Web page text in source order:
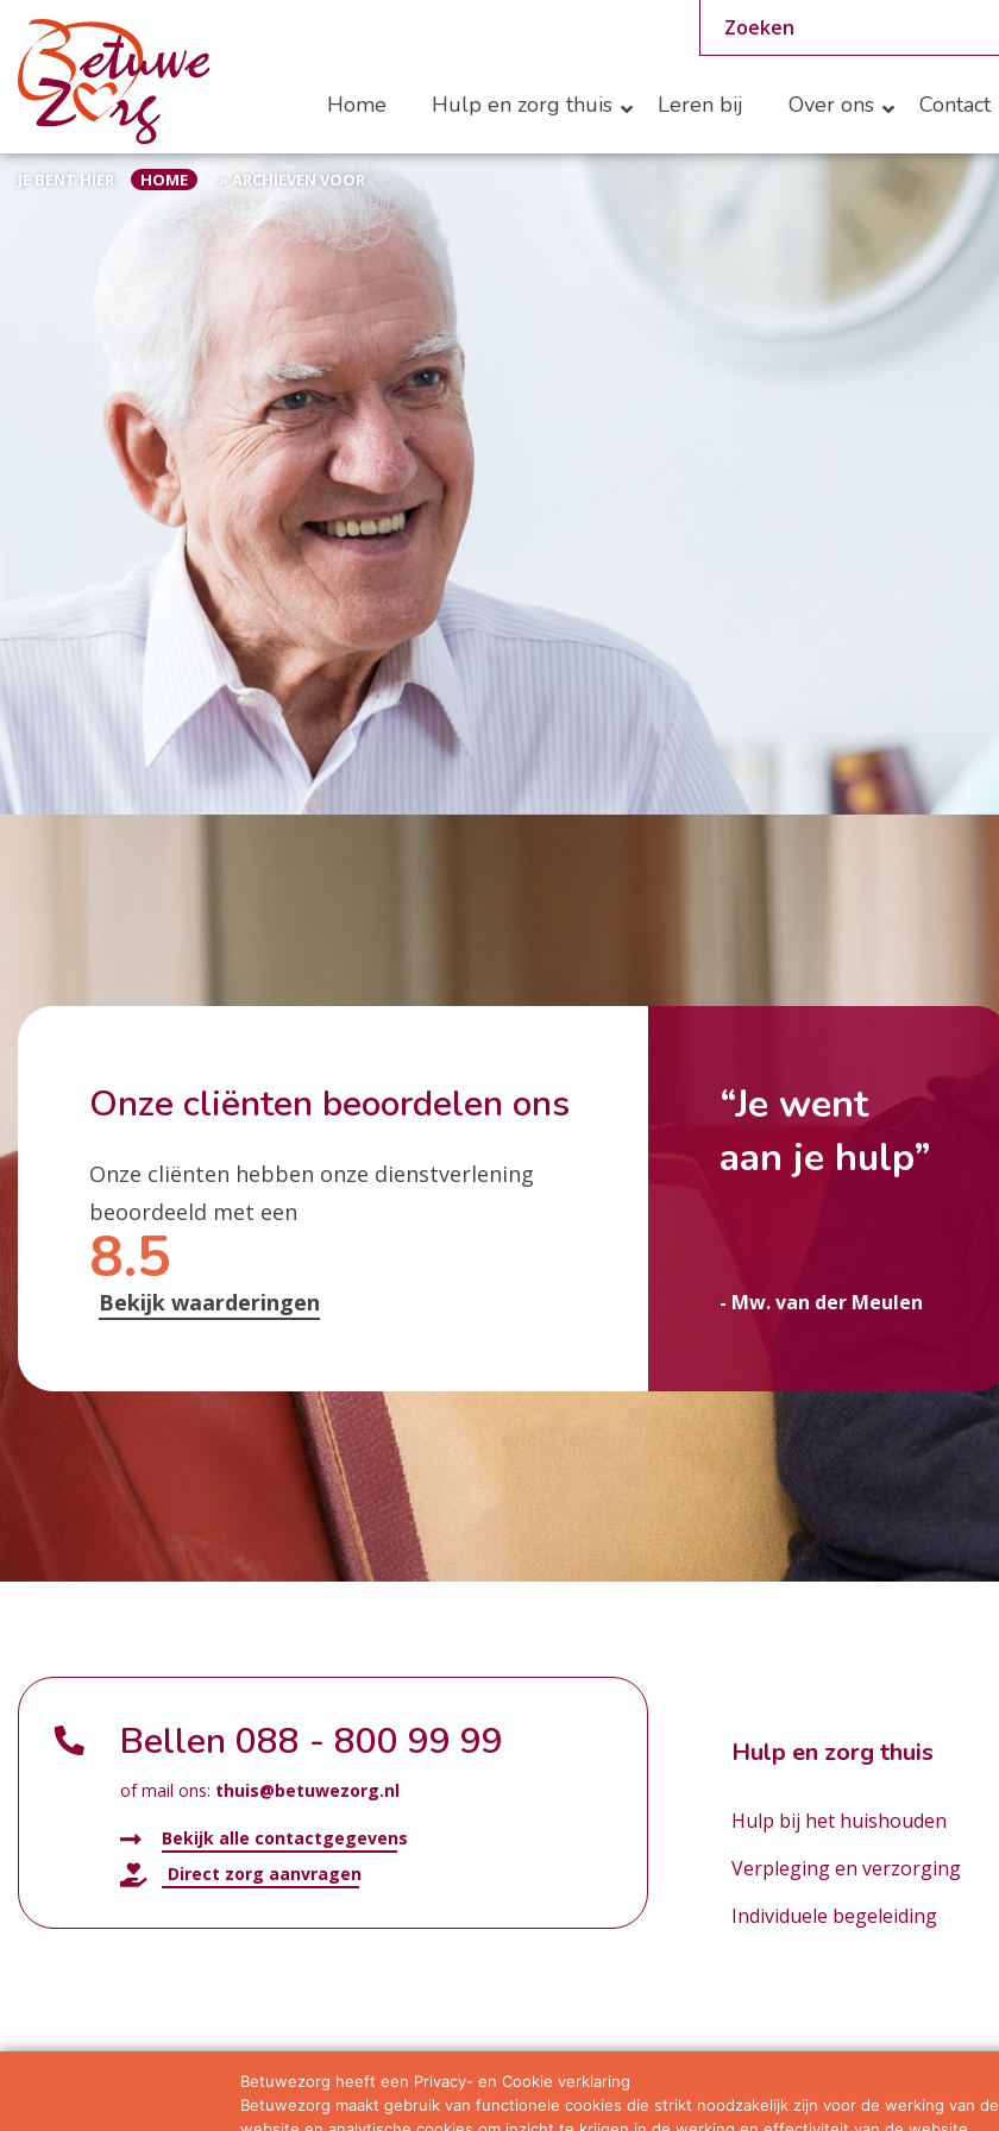
Home Hulp en zorg thuis Leren bij Over ons Contact
JE BENT HIER: HOME » ARCHIEVEN VOOR
Onze cliënten beoordelen ons
Onze cliënten hebben onze dienstverlening
beoordeeld met een
8.5
Bekijk waarderingen
“Je went
aan je hulp”
- Mw. van der Meulen
Bellen 088 - 800 99 99
of mail ons: thuis@betuwezorg.nl
Bekijk alle contactgegevens
Direct zorg aanvragen
Hulp en zorg thuis
Hulp bij het huishouden
Verpleging en verzorging
Individuele begeleiding
Privacy statement Algemene voorwaarden
Betuwezorg heeft een Privacy- en Cookie verklaring
Betuwezorg maakt gebruik van functionele cookies die strikt noodzakelijk zijn voor de werking van de